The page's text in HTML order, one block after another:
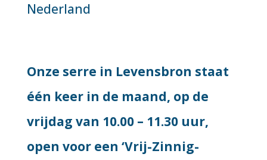
Nederland
Onze serre in Levensbron staat
één keer in de maand, op de
vrijdag van 10.00 – 11.30 uur,
open voor een ‘Vrij-Zinnig-